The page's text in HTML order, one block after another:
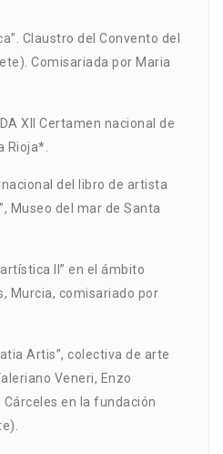
Claustro del Convento del
Comisariada por Maria
XII Certamen nacional de
Rioja*.
del libro de artista
Museo del mar de Santa
II” en el ámbito
Murcia, comisariado por
Artis”, colectiva de arte
Veneri, Enzo
en la fundación